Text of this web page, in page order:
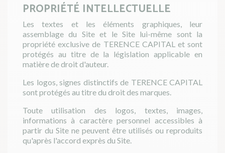
PROPRIÉTÉ INTELLECTUELLE
Les textes et les éléments graphiques, leur
assemblage du Site et le Site lui-même sont la
propriété exclusive de TERENCE CAPITAL et sont
protégés au titre de la législation applicable en
matière de droit d'auteur.
Les logos, signes distinctifs de TERENCE CAPITAL
sont protégés au titre du droit des marques.
Toute utilisation des logos, textes, images,
informations à caractère personnel accessibles à
partir du Site ne peuvent être utilisés ou reproduits
qu'après l'accord exprès du Site.